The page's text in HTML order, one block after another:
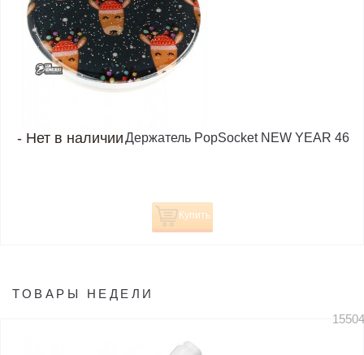
- Нет в наличииДержатель PopSocket NEW YEAR 46
Купить
ТОВАРЫ НЕДЕЛИ